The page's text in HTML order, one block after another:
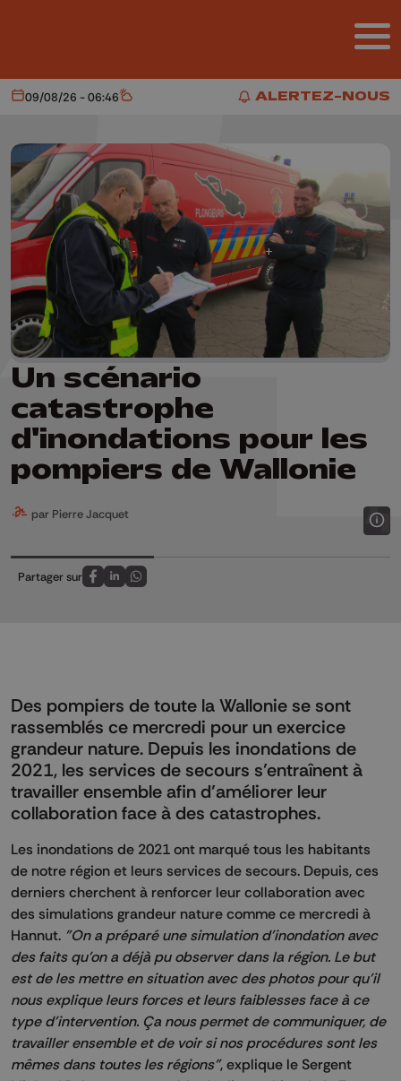
ALERTEZ-NOUS
ALERTEZ-NOUS
Aujourd'hui
09/08/26 - 06:46 Météo
Un scénario
catastrophe
d'inondations pour les
pompiers de Wallonie
par Pierre Jacquet
Partager sur
Partagez sur FaceBook
Partagez sur LinkedIn
Partagez sur Whatsapp
Des pompiers de toute la Wallonie se sont
rassemblés ce mercredi pour un exercice
grandeur nature. Depuis les inondations de
2021, les services de secours s’entraînent à
travailler ensemble afin d’améliorer leur
collaboration face à des catastrophes.
Les inondations de 2021 ont marqué tous les habitants
de notre région et leurs services de secours. Depuis, ces
derniers cherchent à renforcer leur collaboration avec
des simulations grandeur nature comme ce mercredi à
Hannut. "On a préparé une simulation d'inondation avec
des faits qu'on a déjà pu observer dans la région. Le but
est de les mettre en situation avec des photos pour qu'il
nous explique leurs forces et leurs faiblesses face à ce
type d'intervention. Ça nous permet de communiquer, de
travailler ensemble et de voir si nos procédures sont les
mêmes dans toutes les régions", explique le Sergent